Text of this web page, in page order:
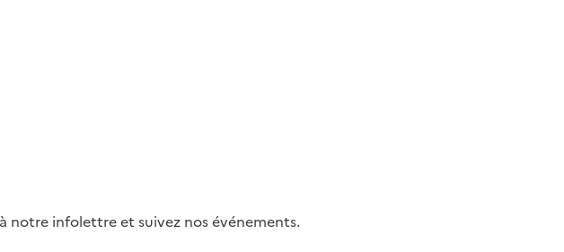
notre infolettre et suivez nos événements.